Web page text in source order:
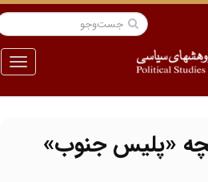
منو
«پلیس جنوب»